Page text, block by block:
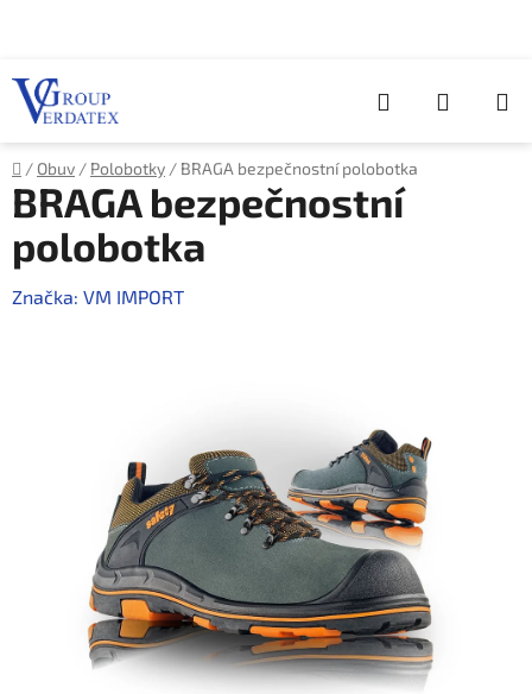
Hledat
KOŠÍK
Domů
/ Obuv / Polobotky / BRAGA bezpečnostní polobotka
BRAGA bezpečnostní
polobotka
Značka: VM IMPORT